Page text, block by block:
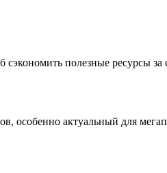
сэкономить полезные ресурсы за
особенно актуальный для